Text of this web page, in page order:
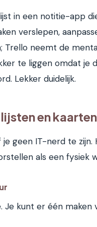
in een notitie-app
verslepen,
neemt de
te liggen omdat je
Lekker duidelijk.
en kaarten
geen IT-nerd te
als een fysiek
Je kunt er één